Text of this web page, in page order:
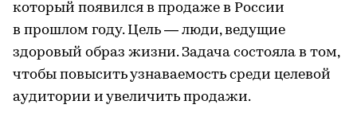
который появился в продаже в России
в прошлом году. Цель — люди, ведущие
здоровый образ жизни. Задача состояла в том,
чтобы повысить узнаваемость среди целевой
аудитории и увеличить продажи.